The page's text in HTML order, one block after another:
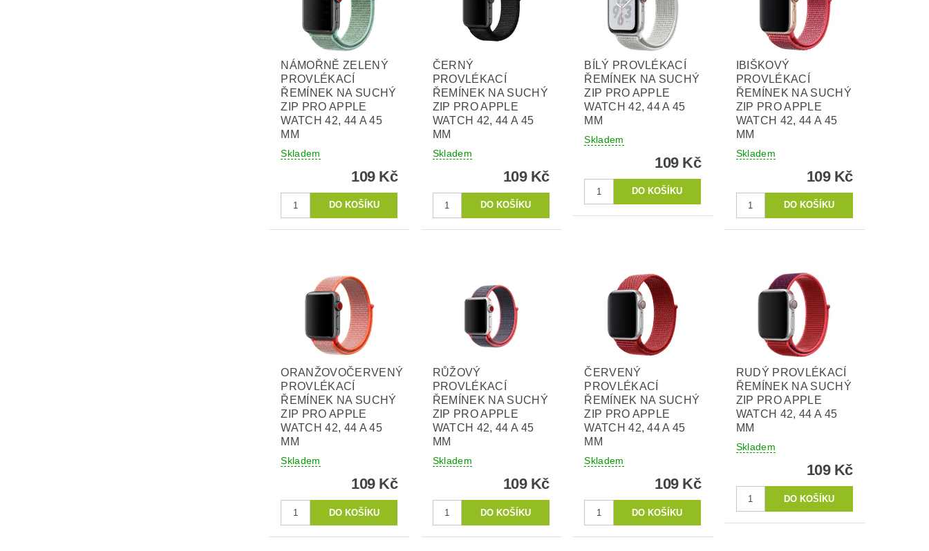
NÁMOŘNĚ ZELENÝ
PROVLÉKACÍ
ŘEMÍNEK NA SUCHÝ
ZIP PRO APPLE
WATCH 42, 44 A 45
MM
Skladem
109 Kč
ČERNÝ
PROVLÉKACÍ
ŘEMÍNEK NA SUCHÝ
ZIP PRO APPLE
WATCH 42, 44 A 45
MM
Skladem
109 Kč
BÍLÝ PROVLÉKACÍ
ŘEMÍNEK NA SUCHÝ
ZIP PRO APPLE
WATCH 42, 44 A 45
MM
Skladem
109 Kč
IBIŠKOVÝ
PROVLÉKACÍ
ŘEMÍNEK NA SUCHÝ
ZIP PRO APPLE
WATCH 42, 44 A 45
MM
Skladem
109 Kč
ORANŽOVOČERVENÝ
PROVLÉKACÍ
ŘEMÍNEK NA SUCHÝ
ZIP PRO APPLE
WATCH 42, 44 A 45
MM
Skladem
109 Kč
RŮŽOVÝ
PROVLÉKACÍ
ŘEMÍNEK NA SUCHÝ
ZIP PRO APPLE
WATCH 42, 44 A 45
MM
Skladem
109 Kč
ČERVENÝ
PROVLÉKACÍ
ŘEMÍNEK NA SUCHÝ
ZIP PRO APPLE
WATCH 42, 44 A 45
MM
Skladem
109 Kč
RUDÝ PROVLÉKACÍ
ŘEMÍNEK NA SUCHÝ
ZIP PRO APPLE
WATCH 42, 44 A 45
MM
Skladem
109 Kč